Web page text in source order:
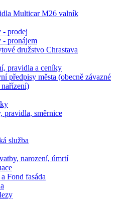
Multicar M26 valník
- prodej
- pronájem
družstvo Chrastava
pravidla a ceníky
předpisy města (obecně závazné
pravidla, směrnice
služba
narození, úmrtí
Fond fasáda